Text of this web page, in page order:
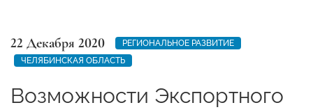
22 Декабря 2020
РЕГИОНАЛЬНОЕ РАЗВИТИЕ
ЧЕЛЯБИНСКАЯ ОБЛАСТЬ
Возможности Экспортного